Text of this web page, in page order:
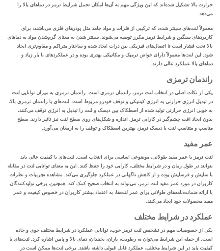
حرارت بالا تشکیل شده‌اند که این ویژگی مهم به آن‌ها امکان تحمل شرایط ترمز در دماهای بالا را
می‌دهد.
معمولاً لنت‌های سینتر شده، که ترکیبی از فلزات و مواد جامد مثل پودرهای فلزی می‌باشند، برای
کاربردهای سنگین و شرایط ترمز مکرر توصیه می‌شوند. سینتر شدن به معنای گرم‌شدن مواد به دماهای
بالا تحت فشار است تا اتصال‌های فیزیکی بین ذرات ایجاد شده و ساختار متراکم و مقاوم‌تری ایجاد
شود. این لنت‌ها معمولاً دارای خواص ترمیک و مکانیکی بهتری بوده و در عملکردهای با بار زیاد و
دماهای بالا عملکرد عالی دارند.
راندمان ترمزی
یکی از نکات اصلی در انتخاب لنت ترمز، راندمان ترمزی است. راندمان ترمزی به میزان توانایی لنت
در تبدیل انرژی حرارتی به انرژی کینتیکی و توقف خودرو مربوط است. لنت‌های با راندمان ترمزی بالا،
به خوبی انرژی حرارتی تولید شده از اصطکاک بین دیسک و لنت را تبدیل به انرژی توقف می‌کنند،
بدون ایجاد افت چشم‌گیر در کارایی ترمز. اندازه و شکل‌های روی سطح لنت نیز تاثیر دارند. سطح
مناسب و متناسب لنت با دیسک ترمز، بهترین اصطکاک و توقف را به ارمغان می‌آورد.
عمر مفید
لنت ترمز با عمر مفید طولانی، موضوعی اساسی برای انتخاب است. لنت‌های با کیفیت عالی باید
بتوانند در طول زمان و در شرایط مختلف، کارایی خود را حفظ کنند. این به معنای توانایی لنت در مقابله
با سایش و فرسایش بوده و از کاهش ناگهانی در عملکرد جلوگیری می‌کند. مشاهده تجربیات و نظرات
کاربران در مورد عمر مفید لنت ترمز، می‌تواند به انتخاب صحیح کمک کند. همچنین، برخی تولیدکنندگان
با ارائه ضمانت‌نامه‌های طولانی برای عمر لنت‌ها، به اعتماد بیشتر کاربران در خصوص کیفیت و عمر
مفید محصولات خود ایجاد می‌کنند.
عملکرد در شرایط مختلف
یکی از خصوصیات مهم در تشخیص لنت ترمز خوب، توانایی عملکرد در شرایط مختلف جوی و جاده
است. از جمله این شرایط می‌توان به رطوبت، باران، یخبندان، دمای بالا و پایین اشاره کرد. لنت‌های با
کیفیت باید در این شرایط مختلف، عملکرد قابل قبولی داشته باشند. برخی لنت‌ها ممکن است در